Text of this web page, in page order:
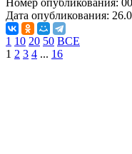
Номер опубликования:
Дата опубликования:
1 10 20 50 ВСЕ
1 2 3 4 ... 16